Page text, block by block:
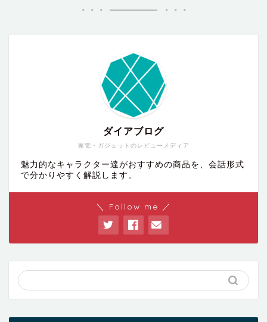
家電・ガジェットのレビューメディア
ダイアブログ
魅力的なキャラクター達がおすすめの商品を、会話形式
で分かりやすく解説します。
＼ Follow me ／